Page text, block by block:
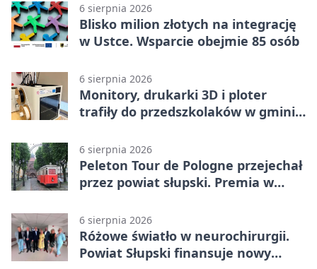
6 sierpnia 2026
Blisko milion złotych na integrację
w Ustce. Wsparcie obejmie 85 osób
6 sierpnia 2026
Monitory, drukarki 3D i ploter
trafiły do przedszkolaków w gminie
6 sierpnia 2026
Peleton Tour de Pologne przejechał
przez powiat słupski. Premia w
6 sierpnia 2026
Różowe światło w neurochirurgii.
Powiat Słupski finansuje nowy